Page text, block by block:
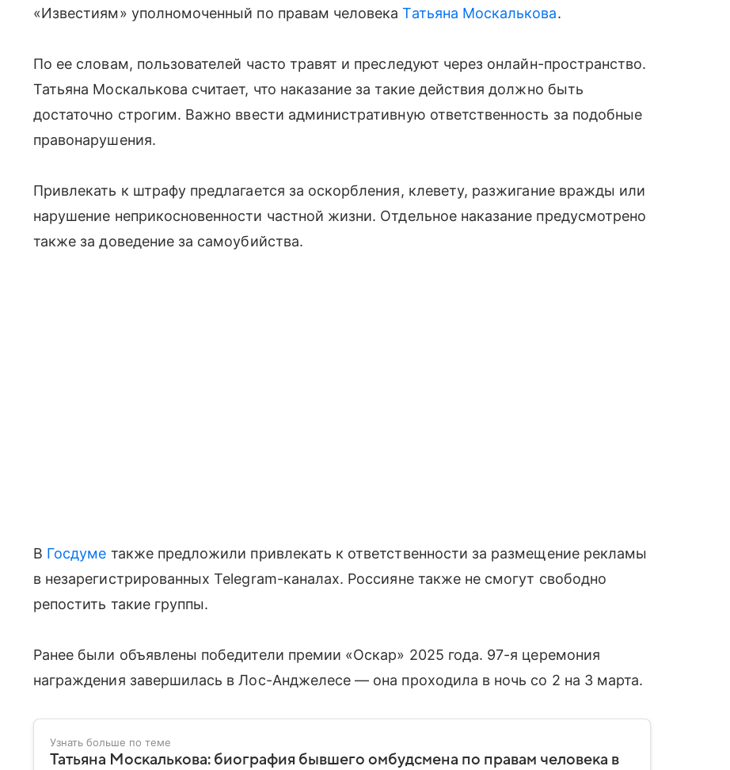
«Известиям» уполномоченный по правам человекаТатьяна Москалькова.
По ее словам, пользователей часто травят и преследуют через онлайн-пространство.
Татьяна Москалькова считает, что наказание за такие действия должно быть
достаточно строгим. Важно ввести административную ответственность за подобные
правонарушения.
Привлекать к штрафу предлагается за оскорбления, клевету, разжигание вражды или
нарушение неприкосновенности частной жизни. Отдельное наказание предусмотрено
также за доведение за самоубийства.
В Госдуме также предложили привлекать к ответственности за размещение рекламы
в незарегистрированных Telegram-каналах. Россияне также не смогут свободно
репостить такие группы.
Ранее были объявлены победители премии «Оскар» 2025 года. 97-я церемония
награждения завершилась в Лос-Анджелесе — она проходила в ночь со 2 на 3 марта.
Узнать больше по теме
Татьяна Москалькова: биография бывшего омбудсмена по правам человека в